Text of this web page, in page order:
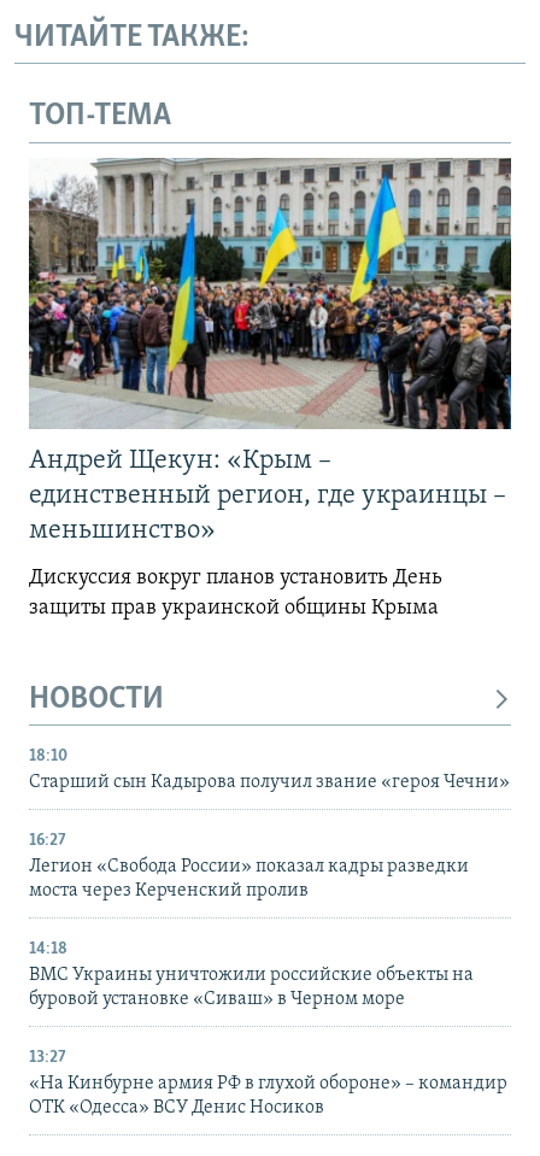
ЧИТАЙТЕ ТАКЖЕ:
ТОП-ТЕМА
Андрей Щекун: «Крым –
единственный регион, где украинцы –
меньшинство»
Дискуссия вокруг планов установить День
защиты прав украинской общины Крыма
НОВОСТИ
18:10
Старший сын Кадырова получил звание «героя Чечни»
16:27
Легион «Свобода России» показал кадры разведки
моста через Керченский пролив
14:18
ВМС Украины уничтожили российские объекты на
буровой установке «Сиваш» в Черном море
13:27
«На Кинбурне армия РФ в глухой обороне» – командир
ОТК «Одесса» ВСУ Денис Носиков